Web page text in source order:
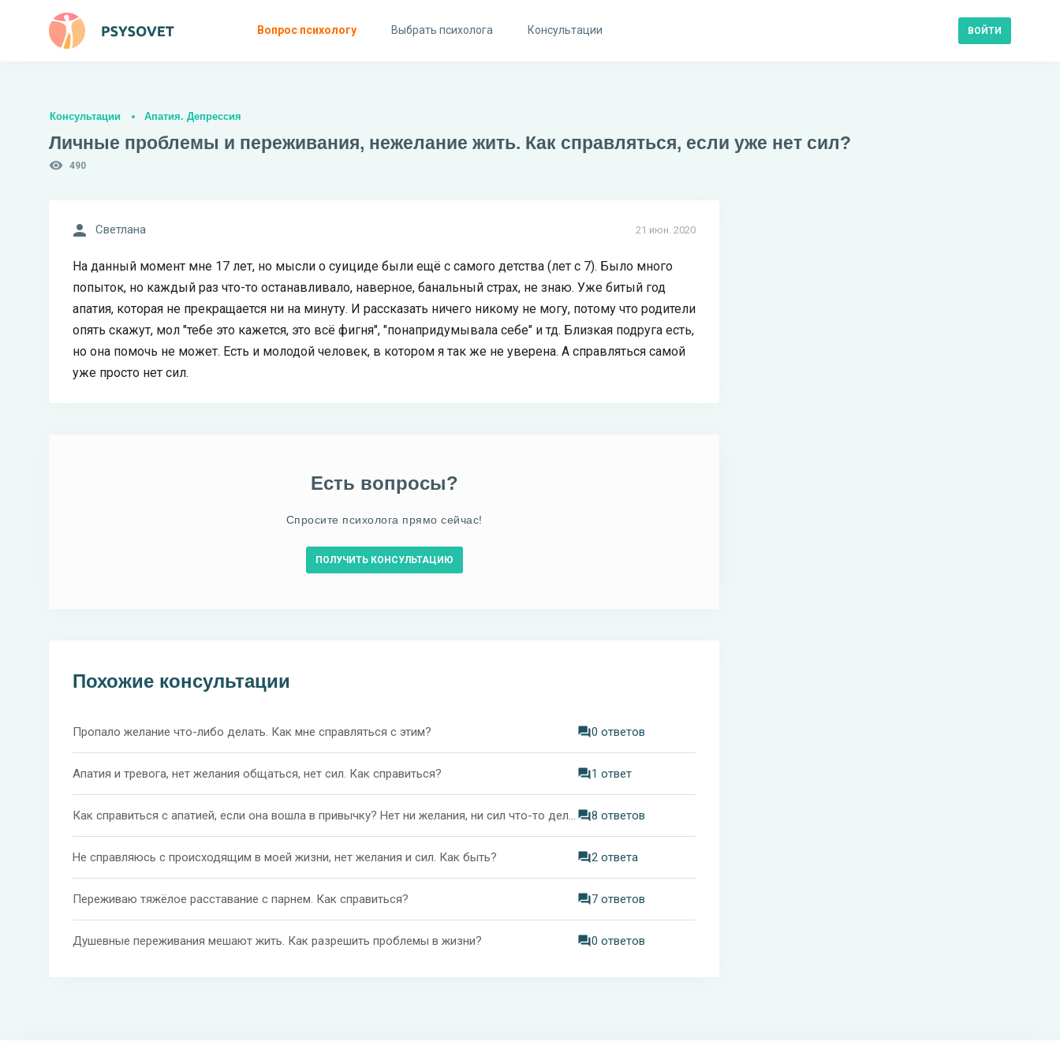
Вопрос психологу Выбрать психолога Консультации ВОЙТИ
Консультации Апатия. Депрессия
Личные проблемы и переживания, нежелание жить. Как справляться, если уже нет сил?
490
21 июн. 2020
Светлана
На данный момент мне 17 лет, но мысли о суициде были ещё с самого детства (лет с 7). Было много
попыток, но каждый раз что-то останавливало, наверное, банальный страх, не знаю. Уже битый год
апатия, которая не прекращается ни на минуту. И рассказать ничего никому не могу, потому что родители
опять скажут, мол "тебе это кажется, это всё фигня", "понапридумывала себе" и тд. Близкая подруга есть,
но она помочь не может. Есть и молодой человек, в котором я так же не уверена. А справляться самой
уже просто нет сил.
Есть вопросы?
Спросите психолога прямо сейчас!
ПОЛУЧИТЬ КОНСУЛЬТАЦИЮ
Похожие консультации
Пропало желание что-либо делать. Как мне справляться с этим? 0 ответов
Апатия и тревога, нет желания общаться, нет сил. Как справиться? 1 ответ
Как справиться с апатией, если она вошла в привычку? Нет ни желания, ни сил что-то делать 8 ответов
Не справляюсь с происходящим в моей жизни, нет желания и сил. Как быть? 2 ответа
Переживаю тяжёлое расставание с парнем. Как справиться? 7 ответов
Душевные переживания мешают жить. Как разрешить проблемы в жизни? 0 ответов